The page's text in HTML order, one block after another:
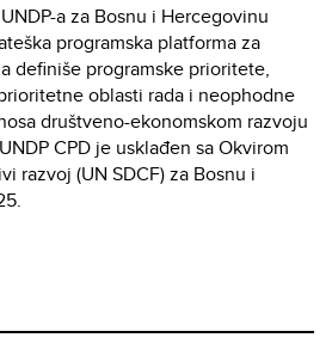
a za Bosnu i Hercegovinu
programska platforma za
definiše programske prioritete,
oblasti rada i neophodne
društveno-ekonomskom razvoju
CPD je usklađen sa Okvirom
razvoj (UN SDCF) za Bosnu i